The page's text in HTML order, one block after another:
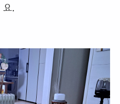
요.